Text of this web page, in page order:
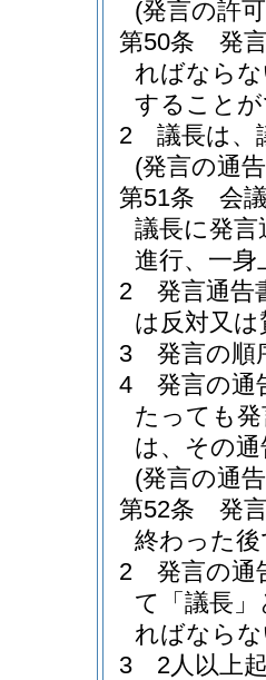
(発言の許
第50条
発
ればなら
すること
2
議長は、
(発言の通
第51条
会
議長に発
進行、一
2
発言通告
は反対又
3
発言の順
4
発言の通
たっても
は、その
(発言の通
第52条
発
終わった
2
発言の通
て「議長
ればなら
3
2人以上